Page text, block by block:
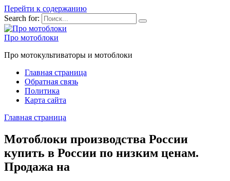
Перейти к содержанию
Search for:
Про мотоблоки
Про мотокультиваторы и мотоблоки
Главная страница
Обратная связь
Политика
Карта сайта
Главная страница
Мотоблоки производства России
купить в России по низким ценам.
Продажа на